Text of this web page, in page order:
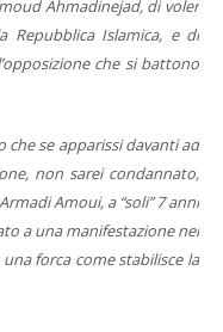
Ahmadinejad, di voler
Repubblica Islamica, e di
che si battono
se apparissi davanti ad
non sarei condannato,
Amoui, a “soli” 7 anni
a una manifestazione nel
forca come stabilisce la